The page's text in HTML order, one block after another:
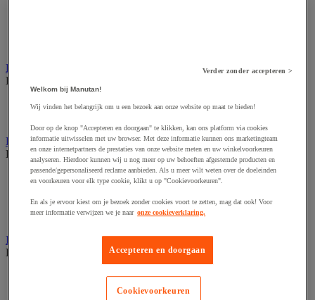
Bewegwijzering en aanduidingsborden
Bekijk de hele productgroep
Deurnaambord
Folderrek en -houder
Bekijk de hele productgroep
Folderrek
Tafel folderstandaard
Wandfolderhouder
Inname en beheer van geld
Bekijk de hele productgroep
Barcode scanner en accessoires
Biljettenteller/sorteerder en valsgelddetector
Verder zonder accepteren >
Welkom bij Manutan!
Wij vinden het belangrijk om u een bezoek aan onze website op maat te bieden!
Door op de knop "Accepteren en doorgaan" te klikken, kan ons platform via cookies
informatie uitwisselen met uw browser. Met deze informatie kunnen ons marketingteam
en onze internetpartners de prestaties van onze website meten en uw winkelvoorkeuren
analyseren. Hierdoor kunnen wij u nog meer op uw behoeften afgestemde producten en
passende/gepersonaliseerd reclame aanbieden. Als u meer wilt weten over de doeleinden
en voorkeuren voor elk type cookie, klikt u op "Cookievoorkeuren".
En als je ervoor kiest om je bezoek zonder cookies voort te zetten, mag dat ook! Voor
meer informatie verwijzen we je naar onze cookieverklaring.
Accepteren en doorgaan
Cookievoorkeuren